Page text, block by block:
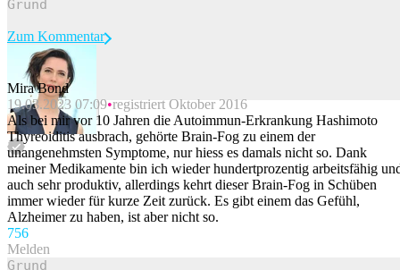
Beitrag melden
Zum Kommentar
Mira Bond
19.03.2023 07:09 registriert Oktober 2016
Als bei mir vor 10 Jahren die Autoimmun-Erkrankung Hashimoto
Thyreoiditis ausbrach, gehörte Brain-Fog zu einem der
unangenehmsten Symptome, nur hiess es damals nicht so. Dank
meiner Medikamente bin ich wieder hundertprozentig arbeitsfähig
auch sehr produktiv, allerdings kehrt dieser Brain-Fog in Schüben
immer wieder für kurze Zeit zurück. Es gibt einem das Gefühl,
Alzheimer zu haben, ist aber nicht so.
756
Melden